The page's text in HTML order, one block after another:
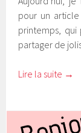
pour un
printemps, qui
partager de
Lire la suite →